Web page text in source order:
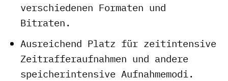
verschiedenen Formaten und
Bitraten.
Ausreichend Platz für zeitintensive
Zeitrafferaufnahmen und andere
speicherintensive Aufnahmemodi.